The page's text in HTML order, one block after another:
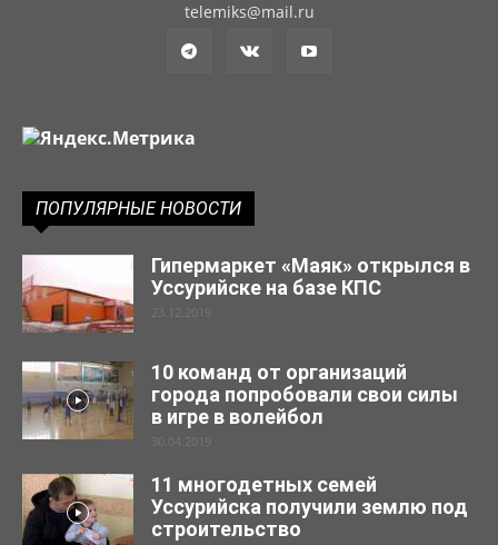
telemiks@mail.ru
ПОПУЛЯРНЫЕ НОВОСТИ
Гипермаркет «Маяк» открылся в
Уссурийске на базе КПС
23.12.2019
10 команд от организаций
города попробовали свои силы
в игре в волейбол
30.04.2019
11 многодетных семей
Уссурийска получили землю под
строительство